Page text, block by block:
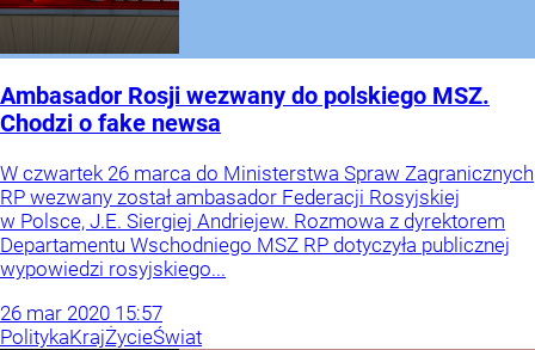
Ambasador Rosji wezwany do polskiego MSZ.
Chodzi o fake newsa
W czwartek 26 marca do Ministerstwa Spraw Zagranicznych
RP wezwany został ambasador Federacji Rosyjskiej
w Polsce, J.E. Siergiej Andriejew. Rozmowa z dyrektorem
Departamentu Wschodniego MSZ RP dotyczyła publicznej
wypowiedzi rosyjskiego...
26 mar 2020 15:57
PolitykaKrajŻycieŚwiat